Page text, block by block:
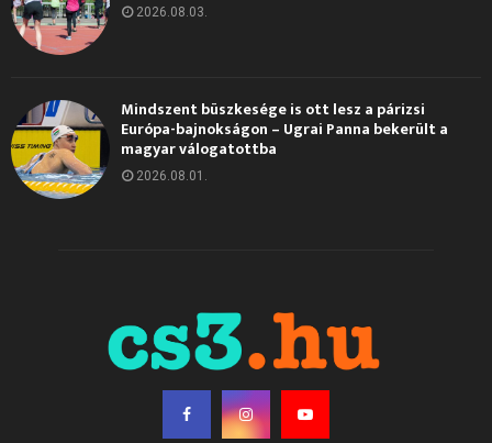
2026.08.03.
Mindszent büszkesége is ott lesz a párizsi
Európa-bajnokságon – Ugrai Panna bekerült a
magyar válogatottba
2026.08.01.